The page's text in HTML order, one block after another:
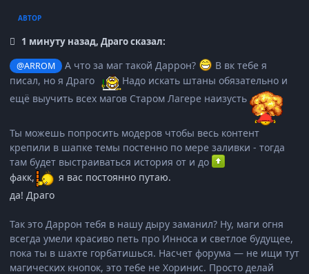
АВТОР
1 минуту назад, Драго сказал:
@ARROM А что за маг такой Даррон?
В вк тебе я
писал, но я Драго
Надо искать штаны обязательно и
ещё выучить всех магов Старом Лагере наизусть
Ты можешь попросить модеров чтобы весь контент
крепили в шапке темы постенно по мере заливки - тогда
там будет выстраиваться история от и до
факк,
я вас постоянно путаю.
да! Драго
Так это Даррон тебя в нашу дыру заманил? Ну, маги огня
всегда умели красиво петь про Инноса и светлое будущее,
пока ты в шахте горбатишься. Насчет форума — не ищи тут
магических кнопок, это тебе не Хоринис. Просто делай